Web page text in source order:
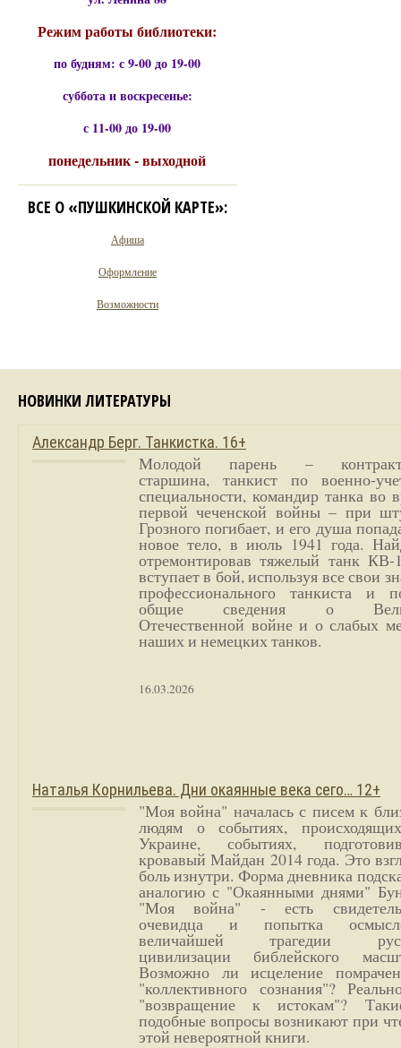
Режим работы библиотеки:
по будням: с 9-00 до 19-00
суббота и воскресенье:
с 11-00 до 19-00
понедельник - выходной
ВСЕ О «ПУШКИНСКОЙ КАРТЕ»:
Афиша
Оформление
Возможности
НОВИНКИ ЛИТЕРАТУРЫ
Александр Берг. Танкистка. 16+
Молодой парень –
старшина, танкист по военно-
специальности, командир танка во
первой чеченской войны – при
Грозного погибает, и его душа
новое тело, в июль 1941 года.
отремонтировав тяжелый танк
вступает в бой, используя все свои
профессионального танкиста и
общие сведения о
Отечественной войне и о слабых
наших и немецких танков.
16.03.2026
Наталья Корнильева. Дни окаянные века сего… 12+
"Моя война" началась с писем к
людям о событиях,
Украине, событиях,
кровавый Майдан 2014 года. Это
боль изнутри. Форма дневника
аналогию с "Окаянными днями"
"Моя война" - есть
очевидца и попытка
величайшей трагедии
цивилизации библейского
Возможно ли исцеление
"коллективного сознания"?
"возвращение к истокам"?
подобные вопросы возникают при
этой невероятной книги.